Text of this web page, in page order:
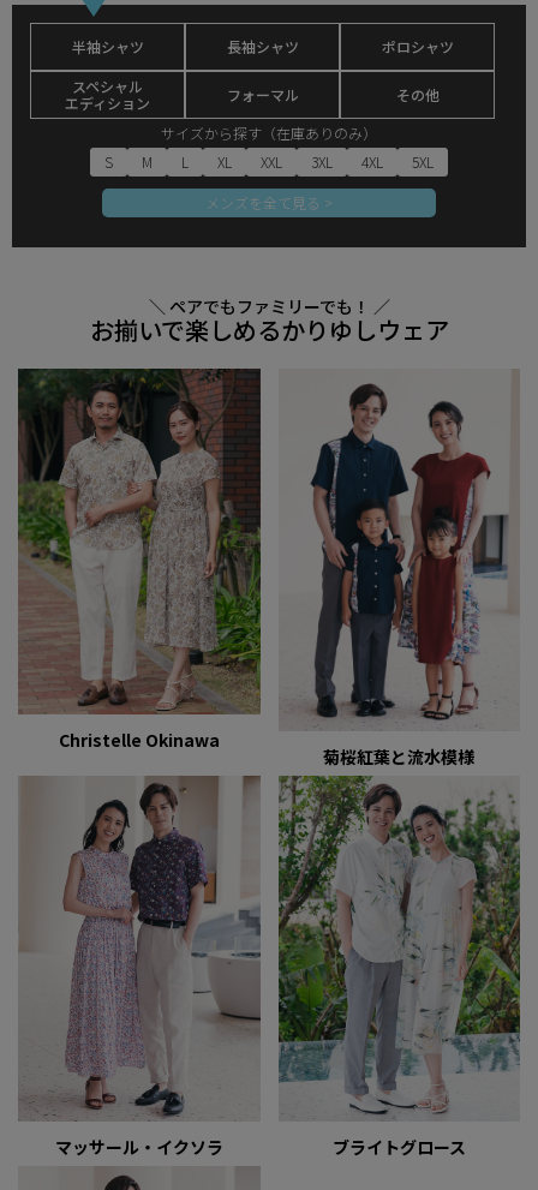
半袖シャツ 長袖シャツ
ポロシャツ
スペシャル
エディション
フォーマル
その他
サイズから探す（在庫ありのみ）
S
M L XL XXL 3XL 4XL
5XL
メンズを全て見る >
＼ ペアでもファミリーでも！ ／
お揃いで楽しめるかりゆしウェア
Christelle Okinawa
菊桜紅葉と流水模様
マッサール・イクソラ ブライトグロース